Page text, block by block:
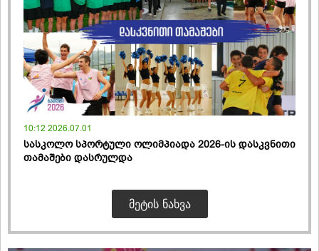
10:12 2026.07.01
სასკოლო სპორტული ოლიმპიადა 2026-ის დასკვნითი
თამაშები დასრულდა
ᲛᲔᲢᲘᲡ ᲜᲐᲮᲕᲐ